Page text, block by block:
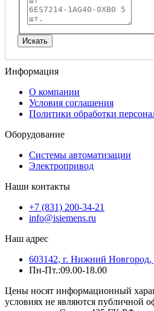
Информация
О компании
Условия соглашения
Политики обработки
Оборудование
Системы автоматизации
Электропривод
Наши контакты
+7 (831) 200-34-21
info@isiemens.ru
Наш адрес
603142, г. Нижний Новгород,
Пн-Пт.:09.00-18.00
Цены носят информационный
условиях не являются публичной